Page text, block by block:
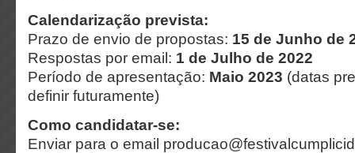
Calendarização prevista:
Prazo de envio de propostas: 15 de Junho de
Respostas por email: 1 de Julho de 2022
Período de apresentação: Maio 2023 (datas
definir futuramente)
Como candidatar-se:
Enviar para o email